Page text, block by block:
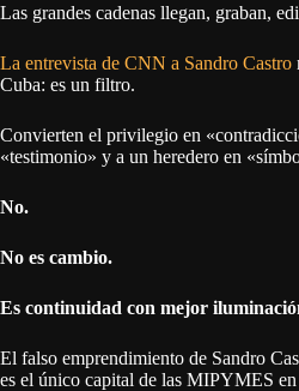
Las grandes cadenas llegan, graban,
La entrevista de CNN a Sandro Castro
Cuba: es un filtro.
Convierten el privilegio en
«testimonio» y a un heredero en
No.
No es cambio.
Es continuidad con mejor
El falso emprendimiento de Sandro
es el único capital de las MIPYMES